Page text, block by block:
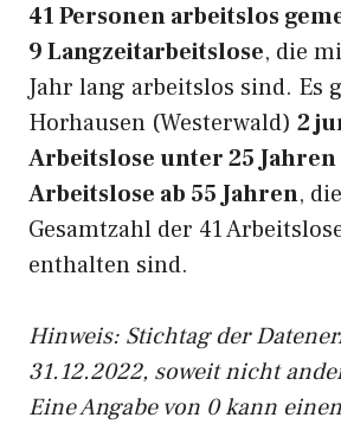
41 Personen arbeitslos
9 Langzeitarbeitslose, die
Jahr lang arbeitslos sind. Es
Horhausen (Westerwald) 2
Arbeitslose unter 25 Jahren
Arbeitslose ab 55 Jahren,
Gesamtzahl der 41
enthalten sind.
Hinweis: Stichtag der
31.12.2022, soweit nicht
Eine Angabe von 0 kann